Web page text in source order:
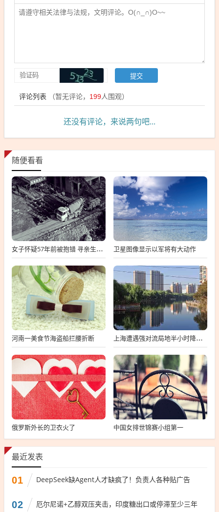
评论列表 （暂无评论， 199人围观）
还没有评论，来说两句吧...
随便看看
女子怀疑57年前被抱错 寻亲生父母 卫星图像显示以军将有大动作
河南一美食节海盗船拦腰折断 上海遭遇强对流局地半小时降温13℃
俄罗斯外长的卫衣火了 中国女排世锦赛小组第一
最近发表
01 DeepSeek缺Agent人才缺疯了！负责人各种贴广告
02 厄尔尼诺+乙醇双压夹击，印度糖出口或停滞至少三年